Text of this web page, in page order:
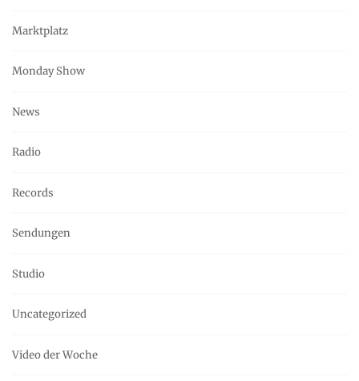
Marktplatz
Monday Show
News
Radio
Records
Sendungen
Studio
Uncategorized
Video der Woche